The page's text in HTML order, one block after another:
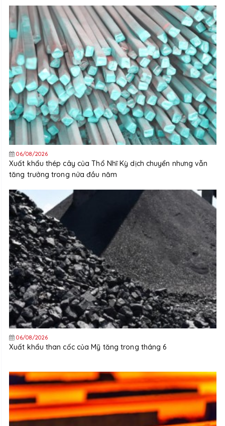
06/08/2026
Xuất khẩu thép cây của Thổ Nhĩ Kỳ dịch chuyển nhưng vẫn
tăng trưởng trong nửa đầu năm
06/08/2026
Xuất khẩu than cốc của Mỹ tăng trong tháng 6